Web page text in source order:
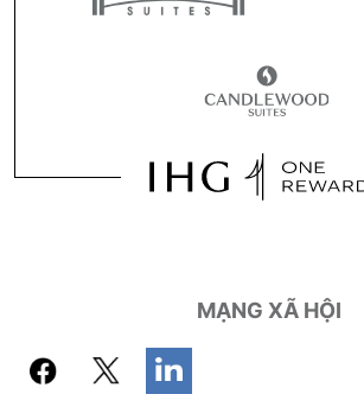
MẠNG XÃ HỘI